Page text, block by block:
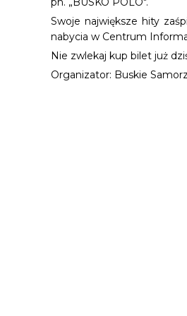
Swoje największe hity
nabycia w Centrum
Nie zwlekaj kup bilet już
Organizator: Buskie